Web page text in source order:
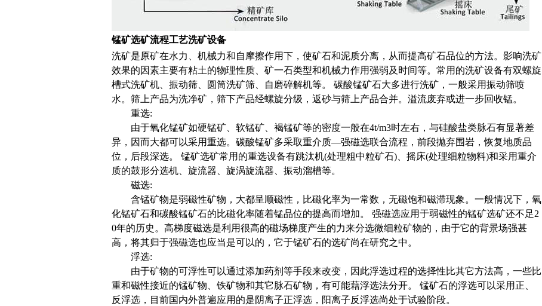
锰矿选矿流程工艺洗矿设备
洗矿是原矿在水力、机械力和自摩擦作用下，使矿石和泥质分离，从而提高矿石品位的方法。影响洗矿
效果的因素主要有粘土的物理性质、矿一石类型和机械力作用强弱及时间等。常用的洗矿设备有双螺旋
槽式洗矿机、振动筛、圆筒洗矿筛、自磨碎解机等。 碳酸锰矿石大多进行洗矿，一般采用振动筛喷
水。筛上产品为洗净矿，筛下产品经螺旋分级，返砂与筛上产品合并。溢流废弃或进一步回收锰。
重选:
由于氧化锰矿如硬锰矿、软锰矿、褐锰矿等的密度一般在4t/m3时左右，与硅酸盐类脉石有显著差
异，因而大都可以采用重选。碳酸锰矿多采取重介质—强磁选联合流程，前段抛弃围岩，恢复地质品
位，后段深选。 锰矿选矿常用的重选设备有跳汰机(处理粗中粒矿石)、摇床(处理细粒物料)和采用重介
质的鼓形分选机、旋流器、旋涡旋流器、振动溜槽等。
磁选:
含锰矿物是弱磁性矿物，大都呈顺磁性，比磁化率为一常数，无磁饱和磁滞现象。一般情况下，氧
化锰矿石和碳酸锰矿石的比磁化率随着锰品位的提高而增加。 强磁选应用于弱磁性的锰矿选矿还不足2
0年的历史。高梯度磁选是利用很高的磁场梯度产生的力来分选微细粒矿物的，由于它的背景场强甚
高，将其归于强磁选也应当是可以的，它于锰矿石的选矿尚在研究之中。
浮选:
由于矿物的可浮性可以通过添加药剂等手段来改变，因此浮选过程的选择性比其它方法高，一些比
重和磁性接近的锰矿物、铁矿物和其它脉石矿物，有可能藉浮选法分开。 锰矿石的浮选可以采用正、
反浮选，目前国内外普遍应用的是阴离子正浮选，阳离子反浮选尚处于试验阶段。